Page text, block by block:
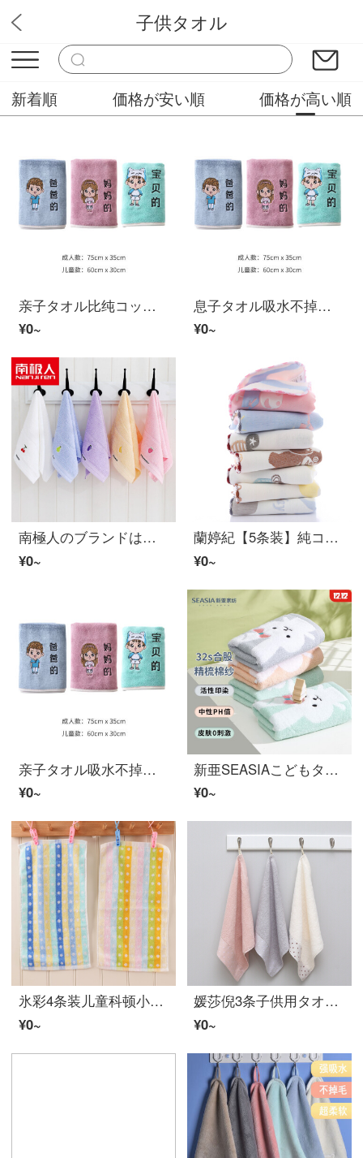
YAMAタオル
子供タオル
新着順 価格が安い順 価格が高い順
亲子タオル比纯コットン吸水不掉毛儿子柔软可爱洗脸巾家庭用男女家庭用
¥0~
息子タオル吸水不掉毛儿子柔软可爱洗脸巾家庭用三口パパとママのお母さん
¥0~
南極人のブランドは子供の顔を洗う小さいタオルの5条の子供のタオルの純粋なコットンの顔を洗う家庭用の柔らかい吸水のかわいい漫画の長方形の学生の赤ちゃんの入浴する専用の果物の派の5条の装(25*45 cmのお得な金)に適しています
¥0~
蘭婷紀【5条装】純コットン6層ガーゼ子供タオル長方形洗顔ナプキン柔らかくてかわいい幼稚園小タオル男赤ちゃん童ナプキン5条装ランダムコーディネート25 x 50 cm
¥0~
亲子タオル吸水不掉毛成人児童柔软可爱洗脸巾家庭用三人家族三人お父さんお母さんお母さん
¥0~
新亜SEASIAこどもタオル3条漫画こども洗顔タオル純コットン可愛いくまちゃんうさぎ柔らかい吸水童巾漫画うさぎ3条25*50 cm
¥0~
氷彩4条装儿童科顿小塔奥尔可爱漫画赤ちゃん洗脸手柔软吸吸水童巾花色圆点2色【4条装】25 x 50 cm
¥0~
媛莎倪3条子供用タオル家庭用ガーゼのスカーフ洗顔タオルの吸水柔らかい赤ちゃん用かわいい赤ちゃん用ナプキン3条トルコのドットの子供用タオルの浅色系
¥0~